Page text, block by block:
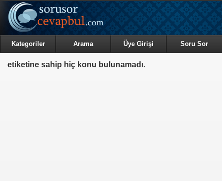
Kategoriler Arama Üye Girişi Soru Sor
etiketine sahip hiç konu bulunamadı.